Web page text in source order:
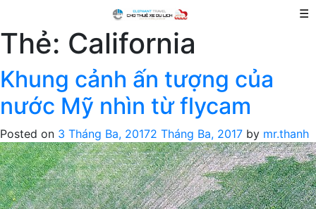
☰
Thẻ: California
Khung cảnh ấn tượng của
nước Mỹ nhìn từ flycam
Posted on 3 Tháng Ba, 20172 Tháng Ba, 2017 by mr.thanh